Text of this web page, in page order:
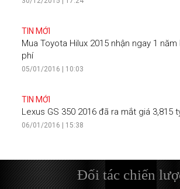
TIN MỚI
Mua Toyota Hilux 2015 nhận ngay 1
phí
05/01/2016 | 10:03
TIN MỚI
Lexus GS 350 2016 đã ra mắt giá 3,815
06/01/2016 | 15:38
Đối tác chiến